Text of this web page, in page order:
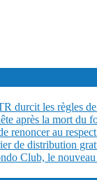
durcit les règles
après la mort du
renoncer au
de distribution
Club, le